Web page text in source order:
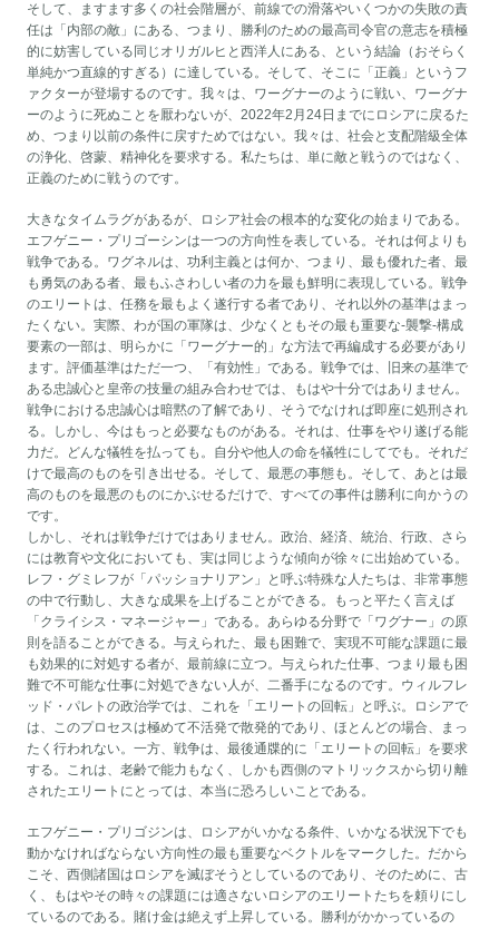
そして、ますます多くの社会階層が、前線での滑落やいくつかの失敗の責
任は「内部の敵」にある、つまり、勝利のための最高司令官の意志を積極
的に妨害している同じオリガルヒと西洋人にある、という結論（おそらく
単純かつ直線的すぎる）に達している。そして、そこに「正義」というフ
ァクターが登場するのです。我々は、ワーグナーのように戦い、ワーグナ
ーのように死ぬことを厭わないが、2022年2月24日までにロシアに戻るた
め、つまり以前の条件に戻すためではない。我々は、社会と支配階級全体
の浄化、啓蒙、精神化を要求する。私たちは、単に敵と戦うのではなく、
正義のために戦うのです。
大きなタイムラグがあるが、ロシア社会の根本的な変化の始まりである。
エフゲニー・プリゴーシンは一つの方向性を表している。それは何よりも
戦争である。ワグネルは、功利主義とは何か、つまり、最も優れた者、最
も勇気のある者、最もふさわしい者の力を最も鮮明に表現している。戦争
のエリートは、任務を最もよく遂行する者であり、それ以外の基準はまっ
たくない。実際、わが国の軍隊は、少なくともその最も重要な-襲撃-構成
要素の一部は、明らかに「ワーグナー的」な方法で再編成する必要があり
ます。評価基準はただ一つ、「有効性」である。戦争では、旧来の基準で
ある忠誠心と皇帝の技量の組み合わせでは、もはや十分ではありません。
戦争における忠誠心は暗黙の了解であり、そうでなければ即座に処刑され
る。しかし、今はもっと必要なものがある。それは、仕事をやり遂げる能
力だ。どんな犠牲を払っても。自分や他人の命を犠牲にしてでも。それだ
けで最高のものを引き出せる。そして、最悪の事態も。そして、あとは最
高のものを最悪のものにかぶせるだけで、すべての事件は勝利に向かうの
です。
しかし、それは戦争だけではありません。政治、経済、統治、行政、さら
には教育や文化においても、実は同じような傾向が徐々に出始めている。
レフ・グミレフが「パッショナリアン」と呼ぶ特殊な人たちは、非常事態
の中で行動し、大きな成果を上げることができる。もっと平たく言えば
「クライシス・マネージャー」である。あらゆる分野で「ワグナー」の原
則を語ることができる。与えられた、最も困難で、実現不可能な課題に最
も効果的に対処する者が、最前線に立つ。与えられた仕事、つまり最も困
難で不可能な仕事に対処できない人が、二番手になるのです。ウィルフレ
ッド・パレトの政治学では、これを「エリートの回転」と呼ぶ。ロシアで
は、このプロセスは極めて不活発で散発的であり、ほとんどの場合、まっ
たく行われない。一方、戦争は、最後通牒的に「エリートの回転」を要求
する。これは、老齢で能力もなく、しかも西側のマトリックスから切り離
されたエリートにとっては、本当に恐ろしいことである。
エフゲニー・プリゴジンは、ロシアがいかなる条件、いかなる状況下でも
動かなければならない方向性の最も重要なベクトルをマークした。だから
こそ、西側諸国はロシアを滅ぼそうとしているのであり、そのために、古
く、もはやその時々の課題には適さないロシアのエリートたちを頼りにし
ているのである。賭け金は絶えず上昇している。勝利がかかっているの